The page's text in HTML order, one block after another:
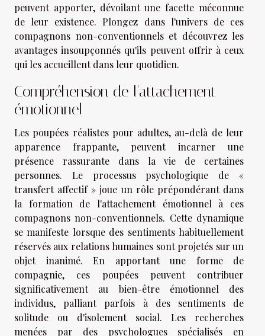
peuvent apporter, dévoilant une facette méconnue
de leur existence. Plongez dans l'univers de ces
compagnons non-conventionnels et découvrez les
avantages insoupçonnés qu'ils peuvent offrir à ceux
qui les accueillent dans leur quotidien.
Compréhension de l'attachement
émotionnel
Les poupées réalistes pour adultes, au-delà de leur
apparence frappante, peuvent incarner une
présence rassurante dans la vie de certaines
personnes. Le processus psychologique de «
transfert affectif » joue un rôle prépondérant dans
la formation de l'attachement émotionnel à ces
compagnons non-conventionnels. Cette dynamique
se manifeste lorsque des sentiments habituellement
réservés aux relations humaines sont projetés sur un
objet inanimé. En apportant une forme de
compagnie, ces poupées peuvent contribuer
significativement au bien-être émotionnel des
individus, palliant parfois à des sentiments de
solitude ou d'isolement social. Les recherches
menées par des psychologues spécialisés en